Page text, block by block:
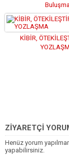
Buluşma
KİBİR,
ZİYARETÇİ
Henüz yorum
yapabilirsiniz.